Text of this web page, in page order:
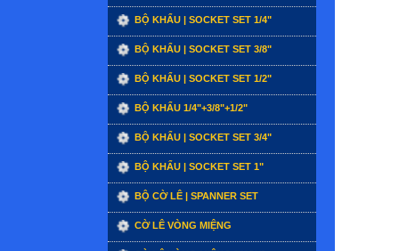
BỘ KHẨU | SOCKET SET 1/4"
BỘ KHẨU | SOCKET SET 3/8"
BỘ KHẨU | SOCKET SET 1/2"
BỘ KHẨU 1/4"+3/8"+1/2"
BỘ KHẨU | SOCKET SET 3/4"
BỘ KHẨU | SOCKET SET 1"
BỘ CỜ LÊ | SPANNER SET
CỜ LÊ VÒNG MIỆNG